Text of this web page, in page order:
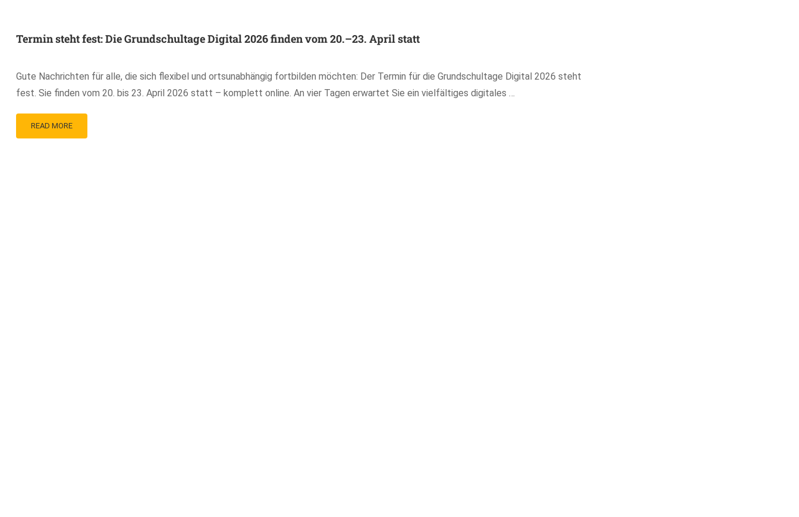
Termin steht fest: Die Grundschultage Digital 2026 finden vom 20.–23. April statt
Gute Nachrichten für alle, die sich flexibel und ortsunabhängig fortbilden möchten: Der Termin für die Grundschultage Digital 2026 steht
fest. Sie finden vom 20. bis 23. April 2026 statt – komplett online. An vier Tagen erwartet Sie ein vielfältiges digitales …
READ MORE